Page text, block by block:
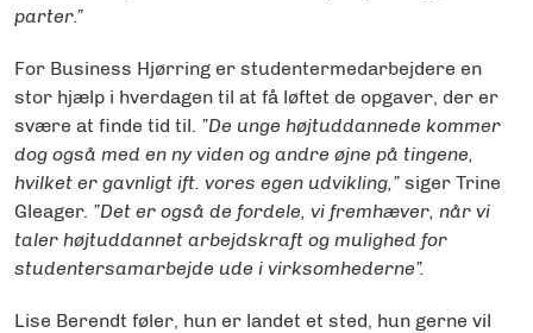
parter.”
For Business Hjørring er studentermedarbejdere en
stor hjælp i hverdagen til at få løftet de opgaver, der er
svære at finde tid til. ”De unge højtuddannede kommer
dog også med en ny viden og andre øjne på tingene,
hvilket er gavnligt ift. vores egen udvikling,” siger Trine
Gleager. ”Det er også de fordele, vi fremhæver, når vi
taler højtuddannet arbejdskraft og mulighed for
studentersamarbejde ude i virksomhederne”.
Lise Berendt føler, hun er landet et sted, hun gerne vil